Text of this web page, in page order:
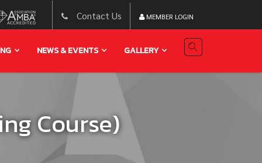
Contact Us MEMBER LOGIN
NEWS & EVENTS GALLERY
Course)